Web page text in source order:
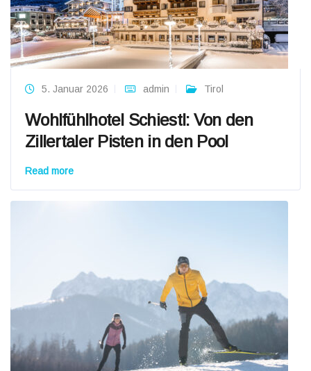
5. Januar 2026 admin Tirol
Wohlfühlhotel Schiestl: Von den
Zillertaler Pisten in den Pool
Read more